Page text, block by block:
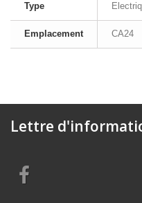
Type
Emplacement CA24
Lettre